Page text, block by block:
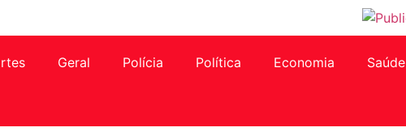
Geral Polícia Política Economia Saúde